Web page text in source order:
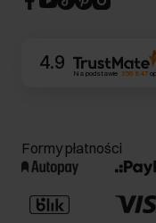
4.9
Na podstawie 356 847
Formy płatności